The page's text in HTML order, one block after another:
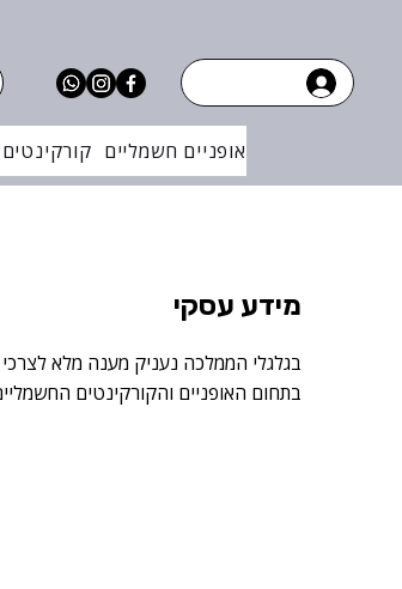
אופניים חשמליים
מידע עסקי
בגלגלי הממלכה נעניק מענה מלא
בתחום האופניים והקורקינטים